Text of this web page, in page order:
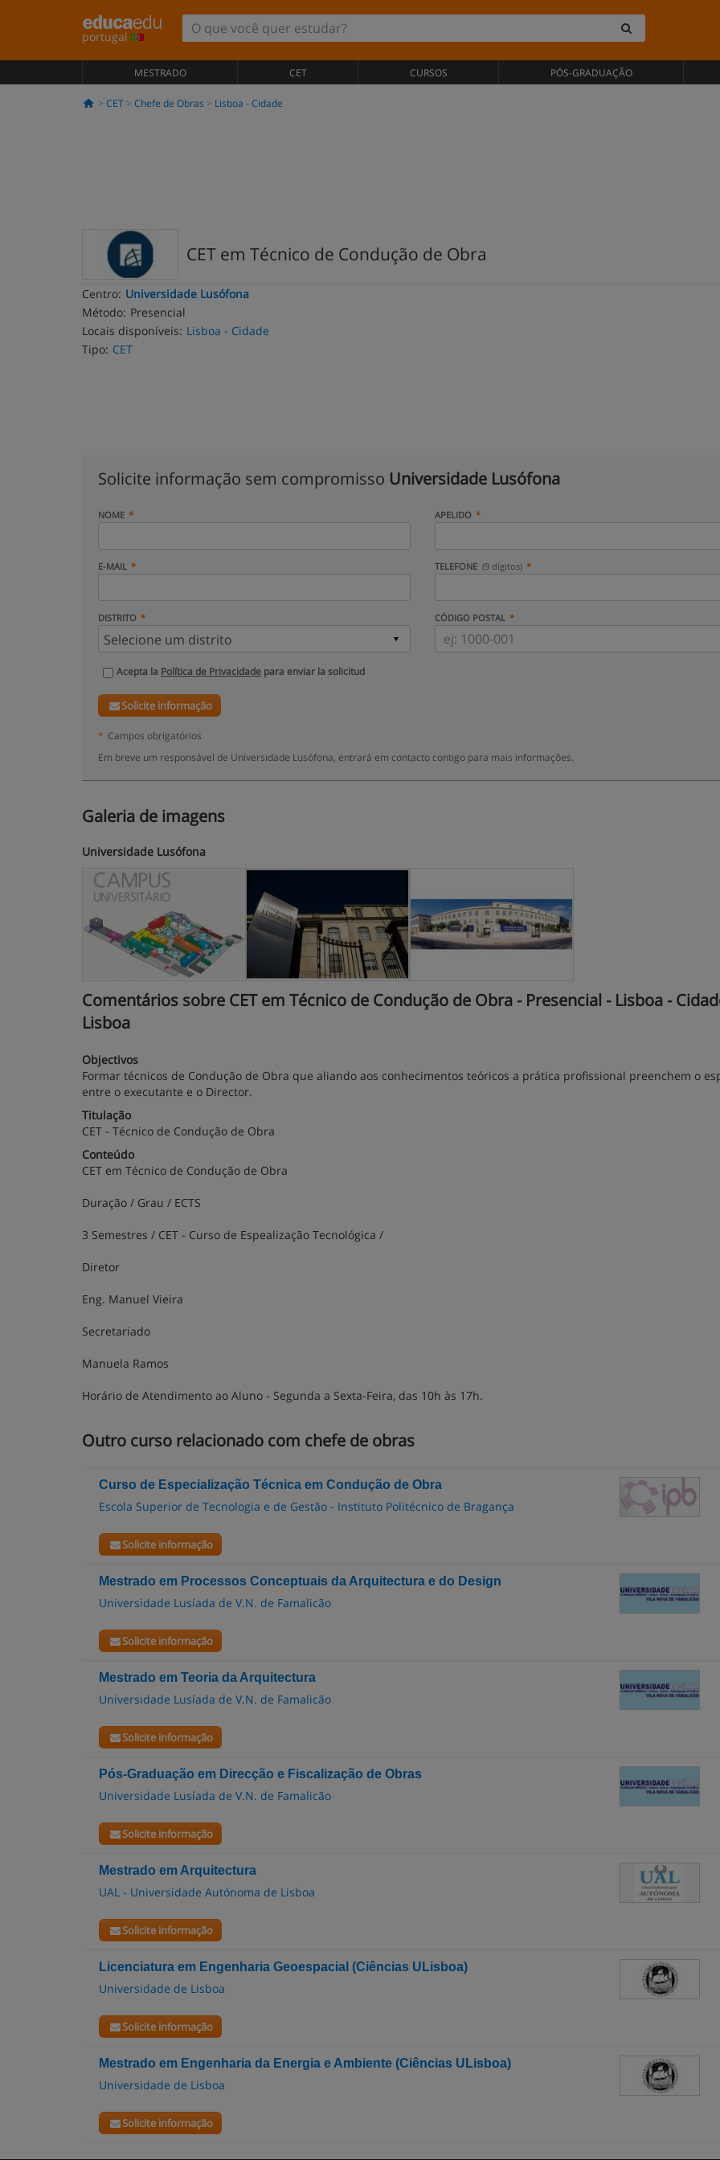
portugal
MESTRADO CET CURSOS PÓS-GRADUAÇÃO
CET Chefe de Obras Lisboa - Cidade
CET em Técnico de Condução de Obra
Centro: Universidade Lusófona
Método: Presencial
Locais disponíveis: Lisboa - Cidade
Tipo: CET
Solicite informação sem compromisso Universidade Lusófona
NOME APELIDO
E-MAIL TELEFONE (9 dígitos)
DISTRITO CÓDIGO POSTAL
Acepta la Política de Privacidade para enviar la solicitud
Solicite informação
* Campos obrigatórios
Em breve um responsável de Universidade Lusófona, entrará em contacto contigo para mais informações.
Galeria de imagens
Universidade Lusófona
Comentários sobre CET em Técnico de Condução de Obra - Presencial - Lisboa -
Lisboa
Objectivos
Formar técnicos de Condução de Obra que aliando aos conhecimentos teóricos a prática profissional preenchem o
entre o executante e o Director.
Titulação
CET - Técnico de Condução de Obra
Conteúdo
CET em Técnico de Condução de Obra
Duração / Grau / ECTS
3 Semestres / CET - Curso de Espealização Tecnológica /
Diretor
Eng. Manuel Vieira
Secretariado
Manuela Ramos
Horário de Atendimento ao Aluno - Segunda a Sexta-Feira, das 10h às 17h.
Outro curso relacionado com chefe de obras
Curso de Especialização Técnica em Condução de Obra
Escola Superior de Tecnologia e de Gestão - Instituto Politécnico de Bragança
Solicite informação
Mestrado em Processos Conceptuais da Arquitectura e do Design
Universidade Lusíada de V.N. de Famalicão
Solicite informação
Mestrado em Teoria da Arquitectura
Universidade Lusíada de V.N. de Famalicão
Solicite informação
Pós-Graduação em Direcção e Fiscalização de Obras
Universidade Lusíada de V.N. de Famalicão
Solicite informação
Mestrado em Arquitectura
UAL - Universidade Autónoma de Lisboa
Solicite informação
Licenciatura em Engenharia Geoespacial (Ciências ULisboa)
Universidade de Lisboa
Solicite informação
Mestrado em Engenharia da Energia e Ambiente (Ciências ULisboa)
Universidade de Lisboa
Solicite informação